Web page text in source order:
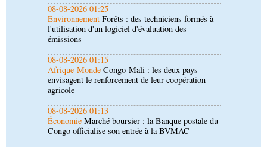
08-08-2026 01:15
Afrique-MondeCongo-Mali : les deux pays
envisagent le renforcement de leur coopération
agricole
08-08-2026 01:13
ÉconomieMarché boursier : la Banque postale du
Congo officialise son entrée à la BVMAC
08-08-2026 01:00
SociétéAccélération du développement: la
République du Congo mise sur sa diaspora